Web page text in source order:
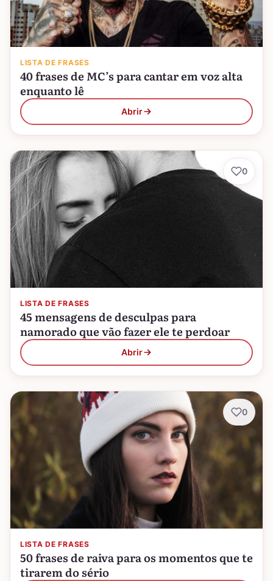
LISTA DE FRASES
40 frases de MC’s para cantar em voz alta
enquanto lê
Abrir
LISTA DE FRASES
45 mensagens de desculpas para
namorado que vão fazer ele te perdoar
Abrir
0
LISTA DE FRASES
50 frases de raiva para os momentos que te
tirarem do sério
0